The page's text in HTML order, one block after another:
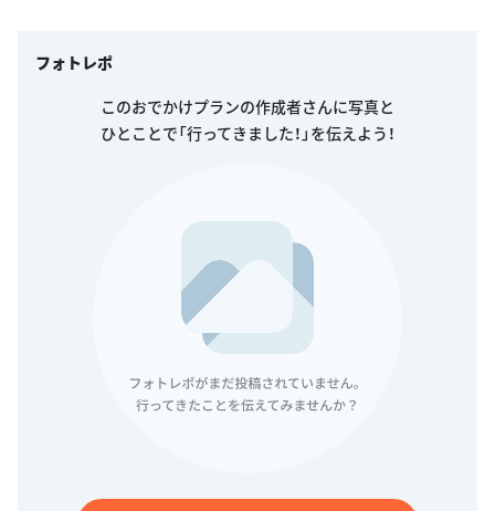
フォトレポ
このおでかけプランの作成者さんに写真と
ひとことで「行ってきました！」を伝えよう！